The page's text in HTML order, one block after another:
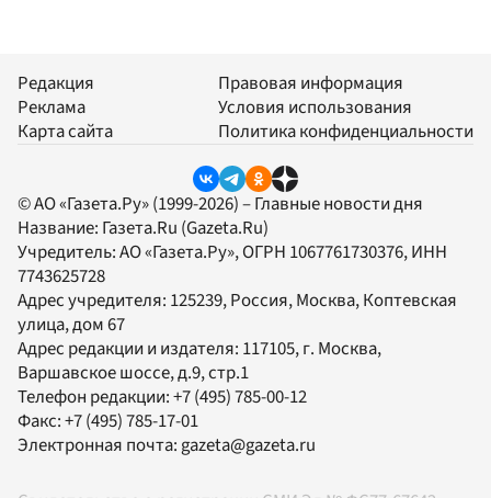
Редакция
Реклама
Карта сайта
Правовая информация
Условия использования
Политика конфиденциальности
© АО «Газета.Ру» (1999-2026) – Главные новости дня
Название: Газета.Ru (Gazeta.Ru)
Учредитель:АО «Газета.Ру», ОГРН 1067761730376, ИНН
7743625728
Адрес учредителя: 125239, Россия, Москва, Коптевская
улица, дом 67
Адрес редакции и издателя: 117105, г. Москва,
Варшавское шоссе, д.9, стр.1
Телефон редакции:+7 (495) 785-00-12
Факс:+7 (495) 785-17-01
Электронная почта:gazeta@gazeta.ru